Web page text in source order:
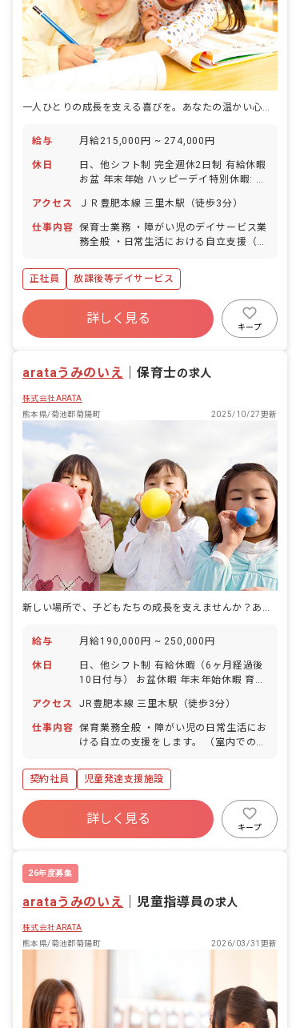
一人ひとりの成長を支える喜びを。あなたの温かい心、ここで輝かせませんか？
給与 月給215,000円 ~ 274,000円
休日
日、他シフト制 完全週休2日制 有給休暇
お盆 年末年始 ハッピーデイ特別休暇: 1
アクセス
ＪＲ豊肥本線 三里木駅（徒歩3分）
仕事内容 保育士業務 ・障がい児のデイサービス業
務全般 ・日常生活における自立支援（室
の支援） ・送迎業務（社用車:軽） ・そ
の他、上記に付随する業務 ※定員10名
の児童に対して支援員4~6名で担当
正社員 放課後等デイサービス
詳しく見る
キープ
arataうみのいえ ｜保育士の求人
株式会社ARATA
熊本県/菊池郡菊陽町
2025/10/27更新
給与 月給190,000円 ~ 250,000円
休日
日、他シフト制 有給休暇（6ヶ月経過後
10日付与） お盆休暇 年末年始休暇 育児
アクセス
JR豊肥本線 三里木駅（徒歩3分）
仕事内容 保育業務全般 ・障がい児の日常生活にお
ける自立の支援をします。 （室内での
等の支援） ・送迎業務（社用車:軽、普
通自動車 AT車） ・定員10名の児童に対
して支援員4~6名で担当します。 ・その
他、上記に付随する業務。 ・土、祝日勤
契約社員 児童発達支援施設
詳しく見る
キープ
26年度募集
arataうみのいえ 児童指導員の求人
株式会社ARATA
熊本県/菊池郡菊陽町
2026/03/31更新